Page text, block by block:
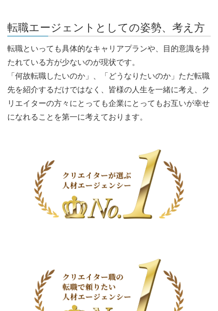
転職エージェントとしての姿勢、考え方
転職といっても具体的なキャリアプランや、目的意識を持
たれている方が少ないのが現状です。
「何故転職したいのか」、「どうなりたいのか」ただ転職
先を紹介するだけではなく、皆様の人生を一緒に考え、ク
リエイターの方々にとっても企業にとってもお互いが幸せ
になれることを第一に考えております。